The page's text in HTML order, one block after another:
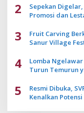
2
Sepekan
Promosi dan
3
Fruit Carving
Sanur Village
4
Lomba Ngelawar
Turun Temurun
5
Resmi Dibuka,
Kenalkan